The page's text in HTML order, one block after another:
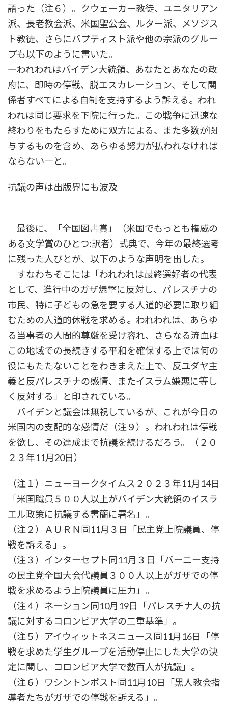
語った（注６）。クウェーカー教徒、ユニタリアン
派、長老教会派、米国聖公会、ルター派、メソジス
ト教徒、さらにバプティスト派や他の宗派のグルー
プも以下のように書いた。
―われわれはバイデン大統領、あなたとあなたの政
府に、即時の停戦、脱エスカレーション、そして関
係者すべてによる自制を支持するよう訴える。われ
われは同じ要求を下院に行った。この戦争に迅速な
終わりをもたらすために双方による、また多数が関
与するものを含め、あらゆる努力が払われなければ
ならない―と。
抗議の声は出版界にも波及
最後に、「全国図書賞」（米国でもっとも権威の
ある文学賞のひとつ:訳者）式典で、今年の最終選考
に残った人びとが、以下のような声明を出した。
すなわちそこには「われわれは最終選好者の代表
として、進行中のガザ爆撃に反対し、パレスチナの
市民、特に子どもの急を要する人道的必要に取り組
むための人道的休戦を求める。われわれは、あらゆ
る当事者の人間的尊厳を受け容れ、さらなる流血は
この地域での長続きする平和を確保する上では何の
役にもたたないことをわきまえた上で、反ユダヤ主
義と反パレスチナの感情、またイスラム嫌悪に等し
く反対する」と印されている。
バイデンと議会は無視しているが、これが今日の
米国内の支配的な感情だ（注９）。われわれは停戦
を欲し、その達成まで抗議を続けるだろう。（２０
２３年11月20日）
（注１）ニューヨークタイムス２０２３年11月14日
「米国職員５００人以上がバイデン大統領のイスラ
エル政策に抗議する書簡に署名」。
（注２）ＡＵＲＮ同11月３日「民主党上院議員、停
戦を訴える」。
（注３）インターセプト同11月３日「バーニー支持
の民主党全国大会代議員３００人以上がガザでの停
戦を求めるよう上院議員に圧力」。
（注４）ネーション同10月19日「パレスチナ人の抗
議に対するコロンビア大学の二重基準」。
（注５）アイウィットネスニュース同11月16日「停
戦を求めた学生グループを活動停止にした大学の決
定に関し、コロンビア大学で数百人が抗議」。
（注６）ワシントンポスト同11月10日「黒人教会指
導者たちがガザでの停戦を訴える」。